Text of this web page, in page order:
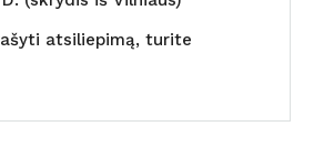
atsiliepimą, turite